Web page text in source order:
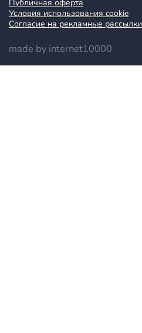
Публичная оферта
Условия использования cookie
Согласие на рекламные рассылки
made by internet10000